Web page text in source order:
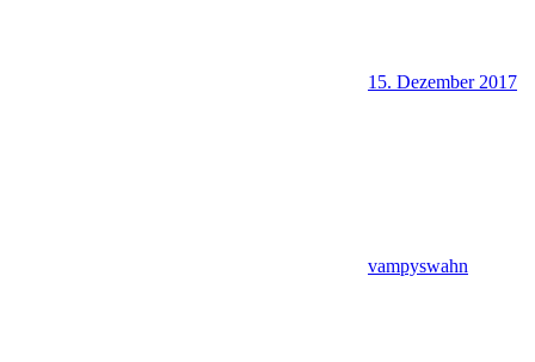
15. Dezember 2017
vampyswahn